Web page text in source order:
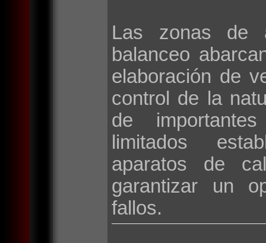
Las zonas de
balanceo
elaboración de
control de la
de
limitados
aparatos de
garantizar un
fallos.